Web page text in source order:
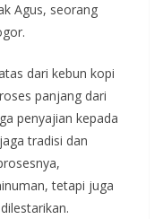
Agus, seorang
dari kebun kopi
panjang dari
penyajian kepada
tradisi dan
tetapi juga